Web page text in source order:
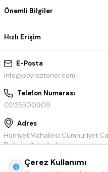
E-Posta
info@poyraztoner.com
Telefon Numarası
02125500909
Adres
Hürriyet Mahallesi Cumhuriyet
Bağcılar/İstanbul
Önemli Bilgiler
Hızlı Erişim
Çerez Kullanımı